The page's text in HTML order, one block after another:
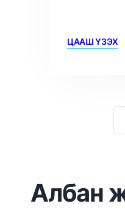
ЦААШ ҮЗЭХ
Албан